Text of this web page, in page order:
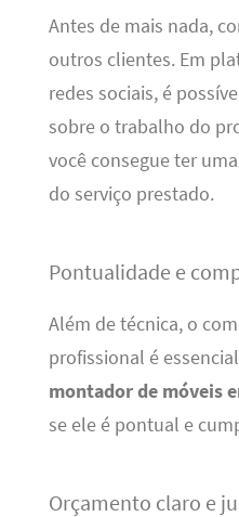
Antes de mais nada,
outros clientes. Em
redes sociais, é
sobre o trabalho do
você consegue ter
do serviço prestado.
Pontualidade e
Além de técnica, o
profissional é
montador de móveis
se ele é pontual e
Orçamento claro e